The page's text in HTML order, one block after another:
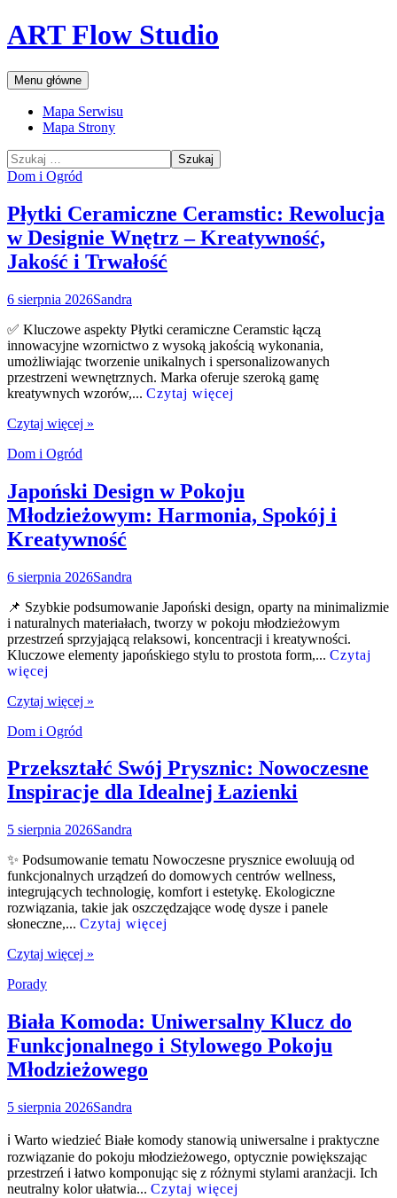
Przejdź
do
ART Flow Studio
Szukaj
Menu główne
Mapa Serwisu
Mapa Strony
Szukaj:
Dom i Ogród
Płytki Ceramiczne Ceramstic: Rewolucja
w Designie Wnętrz – Kreatywność,
Jakość i Trwałość
6 sierpnia 2026Sandra
✅ Kluczowe aspekty Płytki ceramiczne Ceramstic łączą
innowacyjne wzornictwo z wysoką jakością wykonania,
umożliwiając tworzenie unikalnych i spersonalizowanych
przestrzeni wewnętrznych. Marka oferuje szeroką gamę
kreatywnych wzorów,... Czytaj więcej
Czytaj więcej »
Dom i Ogród
Japoński Design w Pokoju
Młodzieżowym: Harmonia, Spokój i
Kreatywność
6 sierpnia 2026Sandra
📌 Szybkie podsumowanie Japoński design, oparty na minimalizmie
i naturalnych materiałach, tworzy w pokoju młodzieżowym
przestrzeń sprzyjającą relaksowi, koncentracji i kreatywności.
Kluczowe elementy japońskiego stylu to prostota form,... Czytaj
więcej
Czytaj więcej »
Dom i Ogród
Przekształć Swój Prysznic: Nowoczesne
Inspiracje dla Idealnej Łazienki
5 sierpnia 2026Sandra
✨ Podsumowanie tematu Nowoczesne prysznice ewoluują od
funkcjonalnych urządzeń do domowych centrów wellness,
integrujących technologię, komfort i estetykę. Ekologiczne
rozwiązania, takie jak oszczędzające wodę dysze i panele
słoneczne,... Czytaj więcej
Czytaj więcej »
Porady
Biała Komoda: Uniwersalny Klucz do
Funkcjonalnego i Stylowego Pokoju
Młodzieżowego
5 sierpnia 2026Sandra
ℹ️ Warto wiedzieć Białe komody stanowią uniwersalne i praktyczne
rozwiązanie do pokoju młodzieżowego, optycznie powiększając
przestrzeń i łatwo komponując się z różnymi stylami aranżacji. Ich
neutralny kolor ułatwia... Czytaj więcej